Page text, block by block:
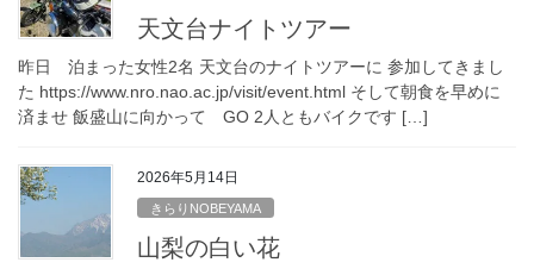
天文台ナイトツアー
昨日 泊まった女性2名 天文台のナイトツアーに 参加してきまし
た https://www.nro.nao.ac.jp/visit/event.html そして朝食を早めに
済ませ 飯盛山に向かって GO 2人ともバイクです […]
2026年5月14日
きらりNOBEYAMA
山梨の白い花